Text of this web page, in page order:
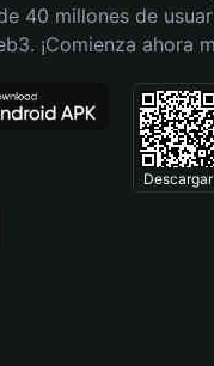
40 millones de
¡Comienza ahora
Descargar